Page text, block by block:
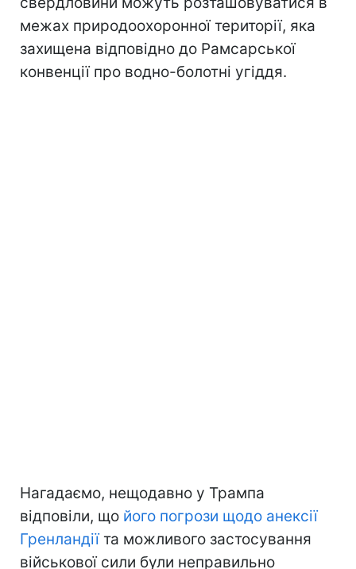
межах природоохоронної території, яка
захищена відповідно до Рамсарської
конвенції про водно-болотні угіддя.
Нагадаємо, нещодавно у Трампа
відповіли, що його погрози щодо анексії
Гренландіїта можливого застосування
військової сили були неправильно